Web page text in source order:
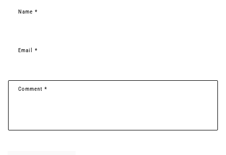
Name *
Email *
Comment *